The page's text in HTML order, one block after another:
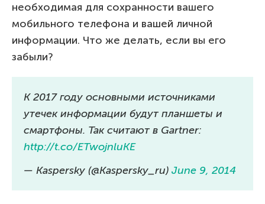
необходимая для сохранности вашего
мобильного телефона и вашей личной
информации. Что же делать, если вы его
забыли?
К 2017 году основными источниками
утечек информации будут планшеты и
смартфоны. Так считают в Gartner:
http://t.co/ETwojnluKE
— Kaspersky (@Kaspersky_ru) June 9, 2014